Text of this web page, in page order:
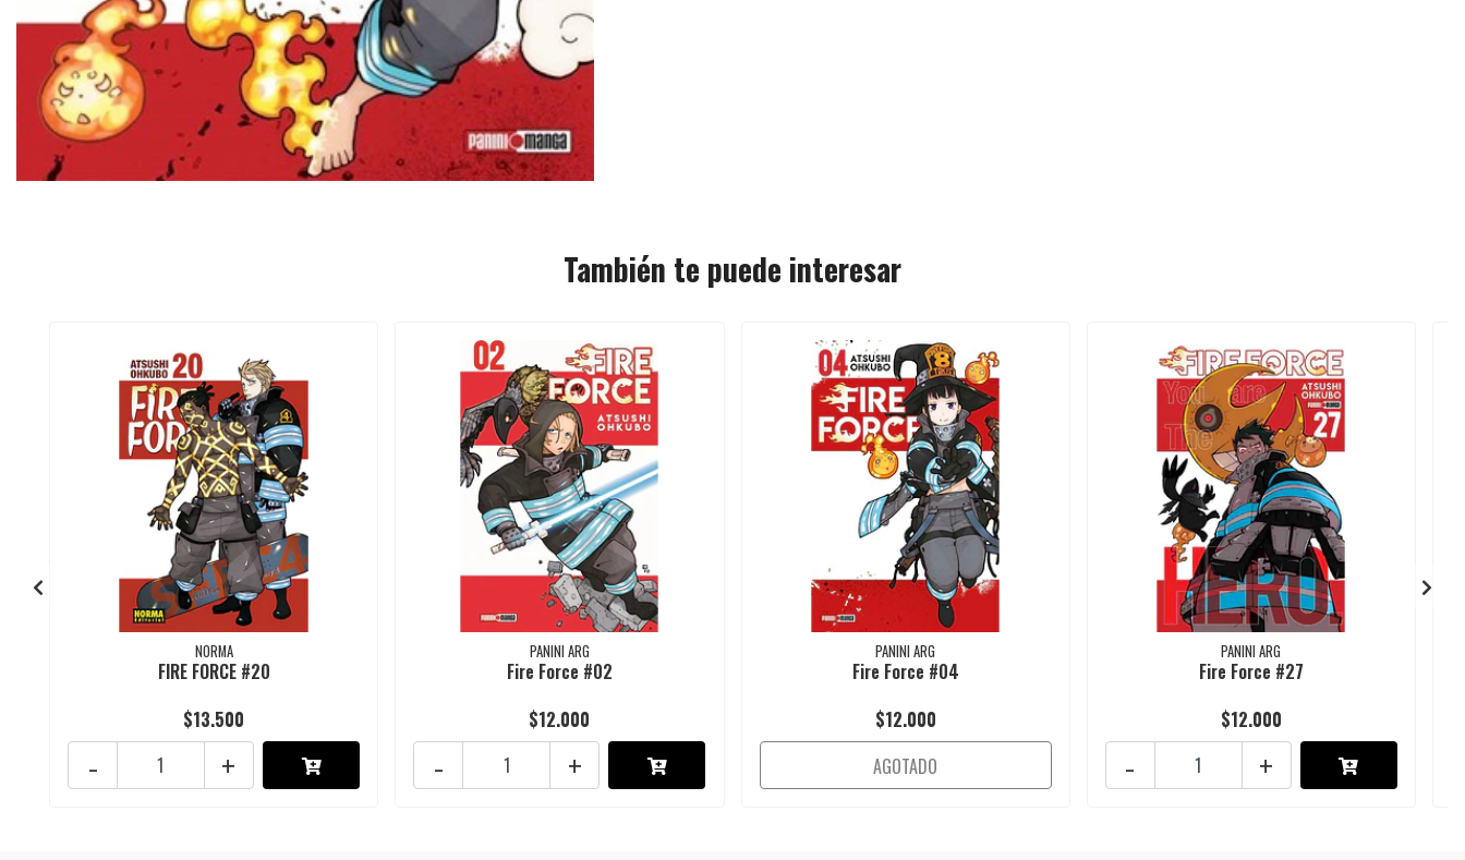
También te puede interesar
NORMA
FIRE FORCE #20
$13.500
+
-
PANINI ARG
Fire Force #02
$12.000
+
-
PANINI ARG
Fire Force #04
$12.000
AGOTADO
PANINI ARG
Fire Force #27
$12.000
+
-